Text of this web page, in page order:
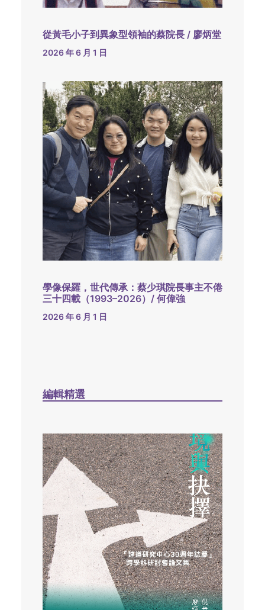
從黃毛小子到異象型領袖的蔡院長 / 廖炳堂
2026 年 6 月 1 日
學像保羅，世代傳承：蔡少琪院長事主不倦
三十四載（1993–2026）/ 何偉強
2026 年 6 月 1 日
編輯精選